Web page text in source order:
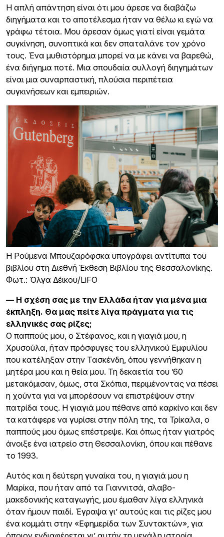
Η απλή απάντηση είναι ότι μου άρεσε να διαβάζω
διηγήματα και το αποτέλεσμα ήταν να θέλω κι εγώ να
γράφω τέτοια. Μου άρεσαν όμως γιατί είναι γεμάτα
συγκίνηση, συνοπτικά και δεν σπαταλάνε τον χρόνο
τους. Ένα μυθιστόρημα μπορεί να με κάνει να βαρεθώ,
ένα διήγημα ποτέ. Μια σπουδαία συλλογή διηγημάτων
είναι μια συναρπαστική, πλούσια περιπέτεια
συγκινήσεων και εμπειριών.
Η Ρούμενα Μπουζαρόφσκα υπογράφει αντίτυπα του
βιβλίου στη Διεθνή Έκθεση Βιβλίου της Θεσσαλονίκης.
Φωτ.: Όλγα Δέικου/LiFO
— Η σχέση σας με την Ελλάδα ήταν για μένα μια
έκπληξη. Θα μας πείτε λίγα πράγματα για τις
ελληνικές σας ρίζες;
O παππούς μου, ο Στέφανος, και η γιαγιά μου, η
Χρυσούλα, ήταν πρόσφυγες του ελληνικού Εμφυλίου
που κατέληξαν στην Τασκένδη, όπου γεννήθηκαν η
μητέρα μου και η θεία μου. Τη δεκαετία του ’60
μετακόμισαν, όμως, στα Σκόπια, περιμένοντας να πέσει
η χούντα για να μπορέσουν να επιστρέψουν στην
πατρίδα τους. Η γιαγιά μου πέθανε από καρκίνο και δεν
τα κατάφερε να γυρίσει στην πόλη της, τα Τρίκαλα, ο
παππούς μου όμως επέστρεψε. Και όπως ήταν γιατρός
άνοιξε ένα ιατρείο στη Θεσσαλονίκη, όπου και πέθανε
το 1993.
Αυτός και η δεύτερη γυναίκα του, η γιαγιά μου η
Μαρίκα, που ήταν από τα Γιαννιτσά, σλαβο-
μακεδονικής καταγωγής, μου έμαθαν λίγα ελληνικά
όταν ήμουν παιδί. Έγραψα γι’ αυτούς και τις ρίζες μου
ένα κομμάτι στην «Εφημερίδα των Συντακτών», για